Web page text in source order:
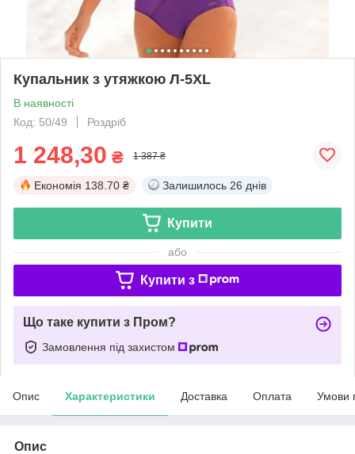
Купальник з утяжкою Л-5XL
В наявності
Код: 50/49
Роздріб
1 248,30 ₴ 1 387 ₴
Економія 138.70 ₴ Залишилось 26 днів
Купити
або
Купити з
Що таке купити з Пром?
Замовлення під захистом
Опис Характеристики Доставка Оплата Умови
Опис